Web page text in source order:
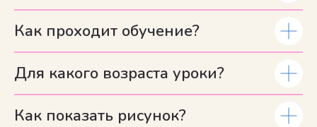
Как проходит обучение?
Для какого возраста уроки?
Как показать рисунок?